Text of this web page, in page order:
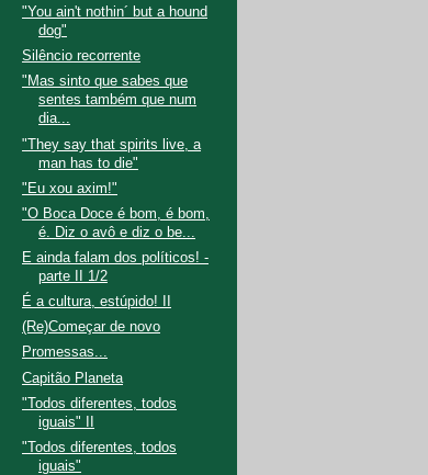
"You ain't nothin´ but a hound
dog"
Silêncio recorrente
"Mas sinto que sabes que
sentes também que num
dia...
"They say that spirits live, a
man has to die"
"Eu xou axim!"
"O Boca Doce é bom, é bom,
é. Diz o avô e diz o be...
E ainda falam dos políticos! -
parte II 1/2
É a cultura, estúpido! II
(Re)Começar de novo
Promessas...
Capitão Planeta
"Todos diferentes, todos
iguais" II
"Todos diferentes, todos
iguais"